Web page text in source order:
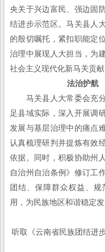
央关于兴边富民、强边固
结进步示范区。马关县人
的殷切嘱托，紧扣职能定
治理中展现人大担当，为
社会主义现代化新马关贡献
法治护航
马关县人大常委会充分
足县域实际，深入开展调
发展与基层治理中的痛点
认真梳理研判并提炼有效
依据。同时，积极协助州
自治州自治条例》修订工
团结、保障群众权益、
用，为民族地区和谐稳定
听取《云南省民族团结进